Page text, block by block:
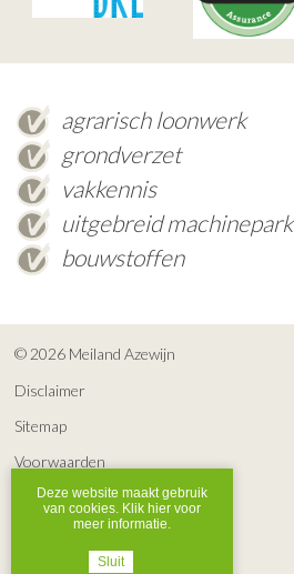
Deze website maakt gebruik
van cookies. Klik hier voor
meer informatie.
Sluit
agrarisch loonwerk
grondverzet
vakkennis
uitgebreid machinepark
bouwstoffen
© 2026 Meiland Azewijn
Disclaimer
Sitemap
Voorwaarden
Privacy
Webdesign & CMS: a&m impact